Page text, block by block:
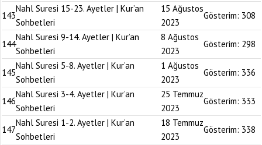
143
Nahl Suresi 15-23. Ayetler | Kur’an
Sohbetleri
15 Ağustos
2023
Gösterim: 308
144
Nahl Suresi 9-14. Ayetler | Kur’an
Sohbetleri
8 Ağustos
2023
Gösterim: 298
145
Nahl Suresi 5-8. Ayetler | Kur’an
Sohbetleri
1 Ağustos
2023
Gösterim: 336
146
Nahl Suresi 3-4. Ayetler | Kur’an
Sohbetleri
25 Temmuz
2023
Gösterim: 333
147
Nahl Suresi 1-2. Ayetler | Kur’an
Sohbetleri
18 Temmuz
2023
Gösterim: 338